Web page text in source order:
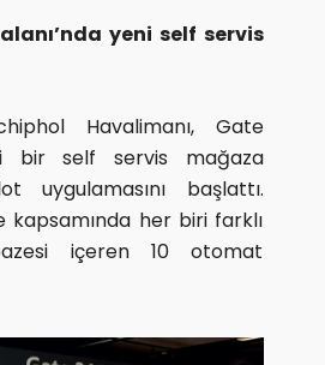
yeni self servis
Havalimanı, Gate
bir self servis mağaza
uygulamasını başlattı.
kapsamında her biri farklı
içeren 10 otomat